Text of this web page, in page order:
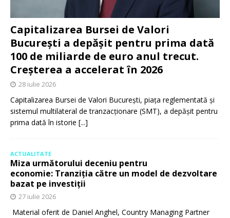
Capitalizarea Bursei de Valori
București a depășit pentru prima dată
100 de miliarde de euro anul trecut.
Creșterea a accelerat în 2026
28 iulie 2026
Capitalizarea Bursei de Valori București, piața reglementată și
sistemul multilateral de tranzacționare (SMT), a depășit pentru
prima dată în istorie [...]
ACTUALITATE
Miza următorului deceniu pentru
economie: Tranziția către un model de dezvoltare
bazat pe investiții
27 iulie 2026
Material oferit de Daniel Anghel, Country Managing Partner